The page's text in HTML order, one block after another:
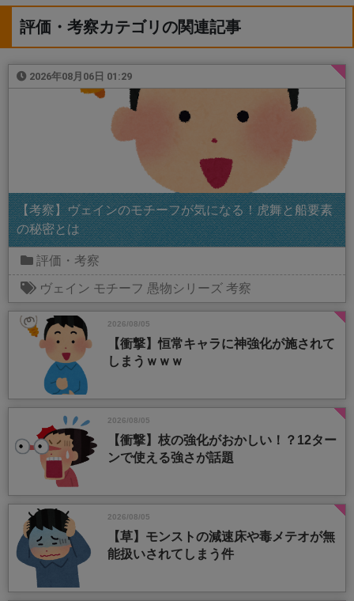
評価・考察カテゴリの関連記事
2026年08月06日 01:29
【考察】ヴェインのモチーフが気になる！虎舞と船要素
の秘密とは
評価・考察
ヴェイン モチーフ 愚物シリーズ 考察
2026/08/05
【衝撃】恒常キャラに神強化が施されて
しまうｗｗｗ
2026/08/05
【衝撃】枝の強化がおかしい！？12ター
ンで使える強さが話題
2026/08/05
【草】モンストの減速床や毒メテオが無
能扱いされてしまう件